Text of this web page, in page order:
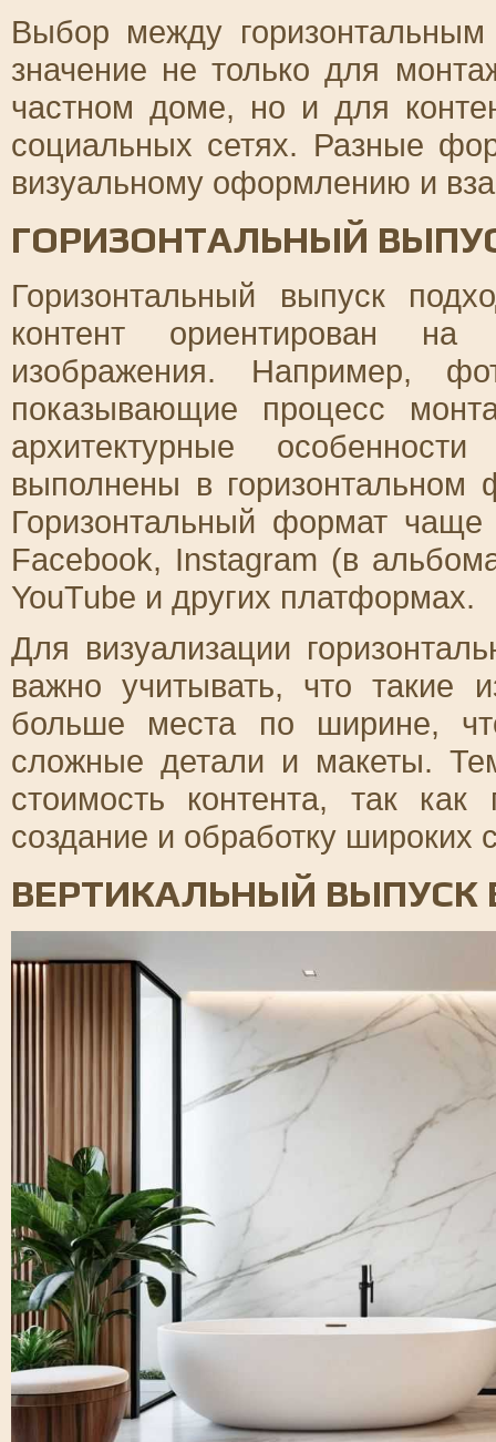
Выбор между
значение не только для
частном доме, но и для
социальных сетях. Разные
визуальному оформлению и
ГОРИЗОНТАЛЬНЫЙ
Горизонтальный выпуск
контент ориентирован
изображения. Например,
показывающие процесс
архитектурные
выполнены в горизонтальном
Горизонтальный формат чаще
Facebook, Instagram (в
YouTube и других платформах.
Для визуализации
важно учитывать, что такие
больше места по ширине,
сложные детали и макеты.
стоимость контента, так
создание и обработку широких
ВЕРТИКАЛЬНЫЙ ВЫПУСК